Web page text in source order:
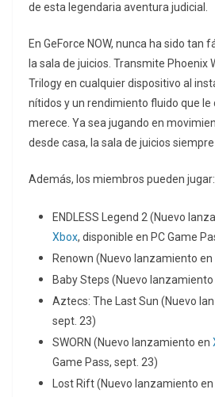
de esta legendaria aventura judicial.
En GeForce NOW, nunca ha sido tan
la sala de juicios. Transmite Phoenix
Trilogy en cualquier dispositivo al
nítidos y un rendimiento fluido que
merece. Ya sea jugando en
desde casa, la sala de juicios
Además, los miembros pueden jugar:
ENDLESS Legend 2 (Nuevo
Xbox, disponible en PC Game
Renown (Nuevo lanzamiento en
Baby Steps (Nuevo lanzamiento
Aztecs: The Last Sun (Nuevo
sept. 23)
SWORN (Nuevo lanzamiento en
Game Pass, sept. 23)
Lost Rift (Nuevo lanzamiento en